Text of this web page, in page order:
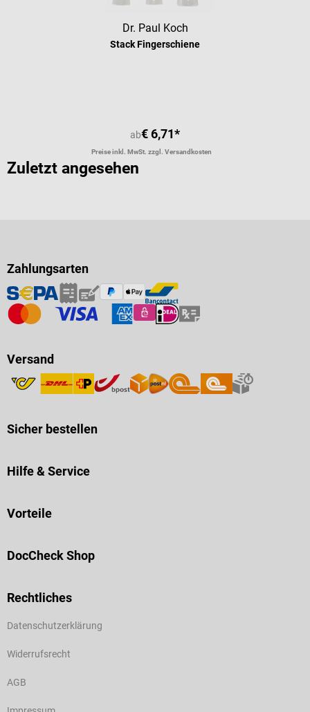
Dr. Paul Koch
Stack Fingerschiene
ab€ 6,71*
Preise inkl. MwSt. zzgl. Versandkosten
Zuletzt angesehen
Zahlungsarten
Versand
Sicher bestellen
Hilfe & Service
Vorteile
DocCheck Shop
Rechtliches
Datenschutzerklärung
Widerrufsrecht
AGB